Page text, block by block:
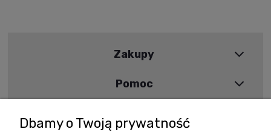
Zakupy
Pomoc
Dbamy o Twoją prywatność